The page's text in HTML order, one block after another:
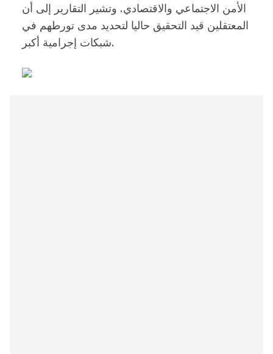
الأمن الاجتماعي والاقتصادي. وتشير التقارير إلى أن
المعتقلين قيد التحقيق حاليا لتحديد مدى تورطهم في
شبكات إجرامية أكبر.